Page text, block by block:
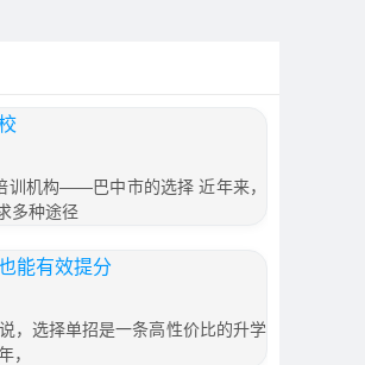
训机构——巴中市的选择 近年来，
多种途径
能有效提分
，选择单招是一条高性价比的升学
，